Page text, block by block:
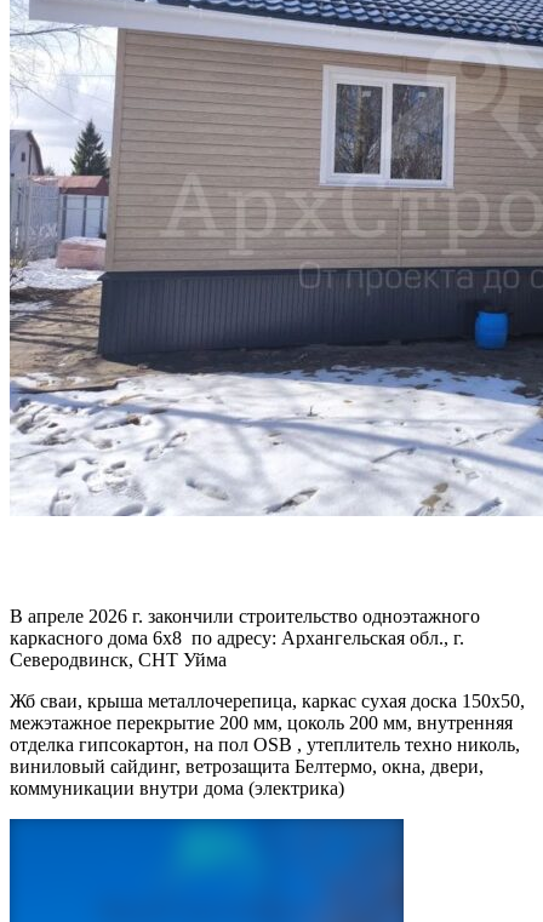
В апреле 2026 г. закончили строительство одноэтажного
каркасного дома 6х8 по адресу: Архангельская обл., г.
Северодвинск, СНТ Уйма
Жб сваи, крыша металлочерепица, каркас сухая доска 150х50,
межэтажное перекрытие 200 мм, цоколь 200 мм, внутренняя
отделка гипсокартон, на пол OSB , утеплитель техно николь,
виниловый сайдинг, ветрозащита Белтермо, окна, двери,
коммуникации внутри дома (электрика)